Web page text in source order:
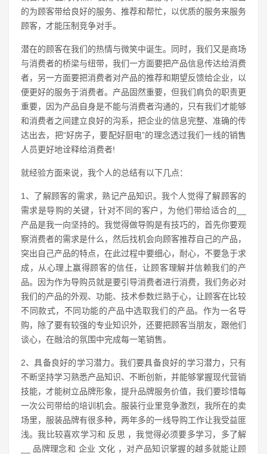
的为顾客带给良好的服务、推荐和帮忙，以优质的服务来服务
顾客，才能压制竞争对手。
潜在的顾客在我们的热情与微笑中诞生。同时，我们又是商场
与消费者的桥梁与纽带，我们一方面要把产品信息传达给消费
者，另一方面要把消费者对产品的推荐和期望反馈给企业，以
便更好的服务于消费者。产品固然重要，但我们肩负的职责更
重要，因为产品自身是不能与消费者沟通的，只有我们才能够
和消费者之间建立良好的沟系，把企业的信息完整、准确的传
达出去，把“好房子，要配好厨电”的理念透过我们一线的销售
人员更好地诠释给消费者!
就经验方面来说，我个人的总结有以下几点：
1、了解顾客的需求，熟记产品知识。我个人觉得了解顾客的
需求是导购的关键，针对不同的客户，为他们带给适合的__
产品是我一向坚持的。我觉得做导购是有技巧的，首先你要观
察消费者的需求是什么，然后找机会向顾客推荐自己的产品，
突出自己产品的特点，在此过程中要细心，耐心，不要急于求
成，从心理上赢得顾客的信任，让顾客理解并信赖我们的产
品。因为作为导购员就是要引导消费者进行消费，我们务必对
我们的产品的外观、功能、技术参数烂熟于心，让顾客在比较
不同款式，不同功能的产品中选取我们的产品。作为一名导
购，除了要有较强的专业知识外，还要把顾客当朋友，跟他们
谈心，在融洽的氛围中完成每一笔销售。
2、具备良好的学习潜力。我们要具备良好的学习潜力，只有
不断坚持学习熟悉产品知识、不断创新，并能够掌握现代营销
技能，才能树立品牌形象，提升品牌服务价值，我们要珍惜每
一次公司带给的培训机会。服装行业里竞争激烈，我所在的卖
场里，服装品牌有很多种，两年多的一线导购工作让我受益匪
浅。我比较喜欢学习和 反思 ，我觉得必须要多学习，多了解
__ 品牌理念和 企业 文化 ，对产品知识掌握的越多就能让顾